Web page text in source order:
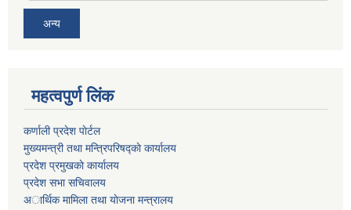
अन्य
महत्वपुर्ण लिंक
कर्णाली प्रदेश पाेर्टल
मुख्यमन्त्री तथा मन्त्रिपरिषद्काे कार्यालय
प्रदेश प्रमुखकाे कार्यालय
प्रदेश सभा सचिवालय
अार्थिक मामिला तथा याेजना मन्त्रालय